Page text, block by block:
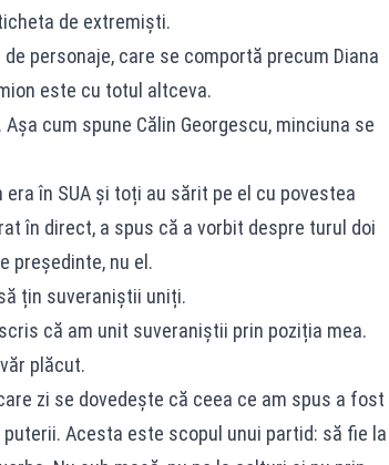
de extremiști.
personaje, care se comportă precum Diana
este cu totul altceva.
cum spune Călin Georgescu, minciuna se
în SUA și toți au sărit pe el cu povestea
în direct, a spus că a vorbit despre turul doi
președinte, nu el.
țin suveraniștii uniți.
că am unit suveraniștii prin poziția mea.
plăcut.
zi se dovedește că ceea ce am spus a fost
Acesta este scopul unui partid: să fie la